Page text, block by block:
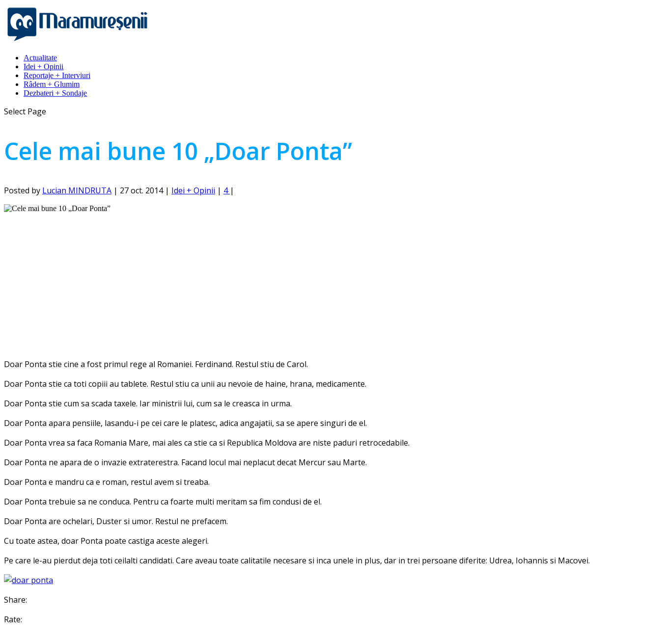
Actualitate
Idei + Opinii
Reportaje + Interviuri
Râdem + Glumim
Dezbateri + Sondaje
Select Page
Cele mai bune 10 „Doar Ponta”
Posted by Lucian MINDRUTA | 27 oct. 2014| Idei + Opinii | 4 |
Doar Ponta stie cine a fost primul rege al Romaniei. Ferdinand. Restul stiu de Carol.
Doar Ponta stie ca toti copiii au tablete. Restul stiu ca unii au nevoie de haine, hrana, medicamente.
Doar Ponta stie cum sa scada taxele. Iar ministrii lui, cum sa le creasca in urma.
Doar Ponta apara pensiile, lasandu-i pe cei care le platesc, adica angajatii, sa se apere singuri de el.
Doar Ponta vrea sa faca Romania Mare, mai ales ca stie ca si Republica Moldova are niste paduri retrocedabile.
Doar Ponta ne apara de o invazie extraterestra. Facand locul mai neplacut decat Mercur sau Marte.
Doar Ponta e mandru ca e roman, restul avem si treaba.
Doar Ponta trebuie sa ne conduca. Pentru ca foarte multi meritam sa fim condusi de el.
Doar Ponta are ochelari, Duster si umor. Restul ne prefacem.
Cu toate astea, doar Ponta poate castiga aceste alegeri.
Pe care le-au pierdut deja toti ceilalti candidati. Care aveau toate calitatile necesare si inca unele in plus, dar in trei persoane diferite: Udrea, Iohannis si Macovei.
Share:
Rate: